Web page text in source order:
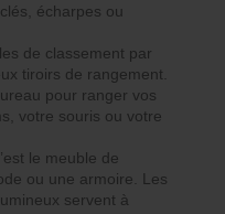
écharpes ou
de classement par
tiroirs de rangement.
pour ranger vos
votre souris ou votre
le meuble de
ou une armoire. Les
servent à